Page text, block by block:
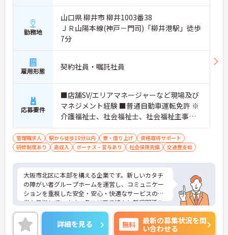
勤務地
山口県 柳井市 柳井1003番38
ＪＲ山陽本線(神戸－門司)「柳井港駅」徒歩
7分
雇用形態 契約社員・嘱託社員
応募要件
■店舗SV/エリアマネージャーなど現場及び
マネジメント経験 ■普通自動車運転免許 ※
介護福祉士、社会福祉士、社会福祉主事、
精神保健福祉士、サービス管理責任者、社
会福祉主事任用資格等歓迎
管理職求人 駅から徒歩10分以内 寮・借り上げ
資格取得サポート
研修制度あり
高収入 ボーナス・賞与あり 社会保険完備 交通費支給
大阪市北区に本部を構える企業です。新しいカタチ
の障がい者グループホームを運営し、コミュニケー
ションを重視した安全・安心・快適なサービスの提
供を目指しています。各エリアで続々と新規開所を
している成長企業で働きませんか？ご興味のある方
には、面接対策ポイントなど、さらに詳細をお話し
いたしますのでお気軽にご相談ください！
詳細を見る 無料
最新の募集状況を問
い合わせる